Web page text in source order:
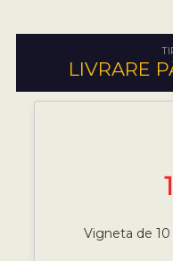
LIVRARE
Vigneta de